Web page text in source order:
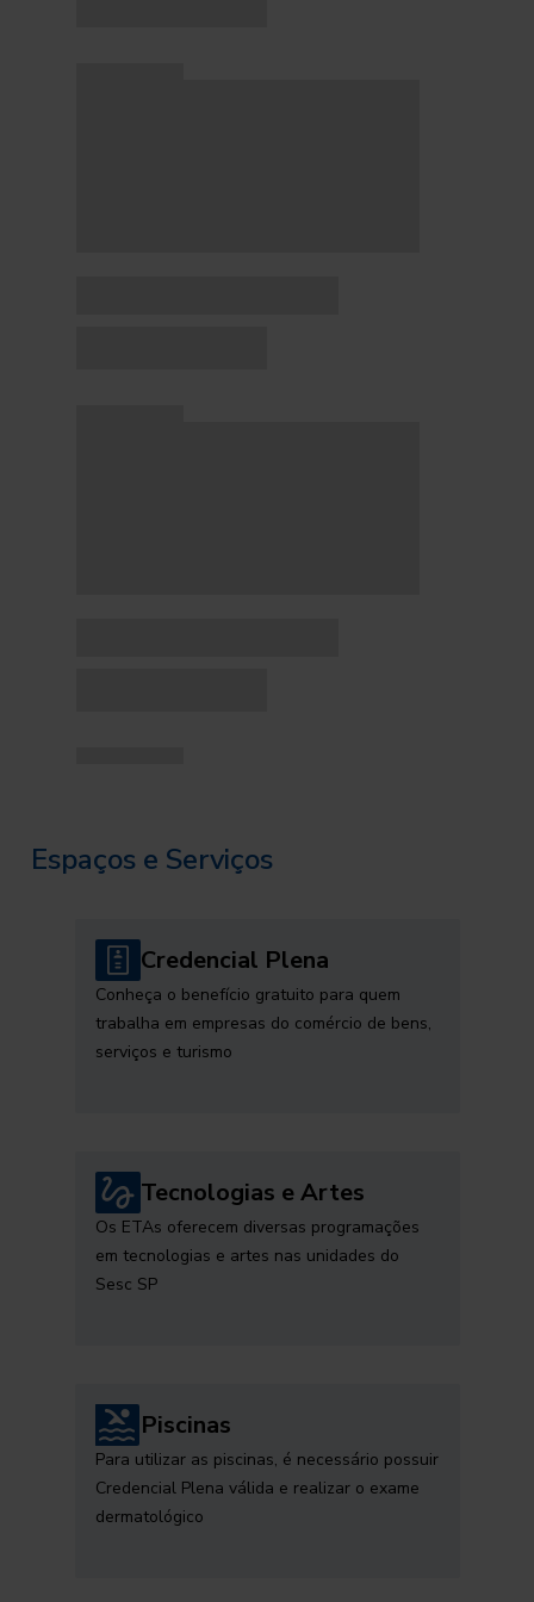
Espaços e Serviços
Credencial Plena
Conheça o benefício gratuito para quem
trabalha em empresas do comércio de bens,
serviços e turismo
Tecnologias e Artes
Os ETAs oferecem diversas programações
em tecnologias e artes nas unidades do
Sesc SP
Piscinas
Para utilizar as piscinas, é necessário possuir
Credencial Plena válida e realizar o exame
dermatológico